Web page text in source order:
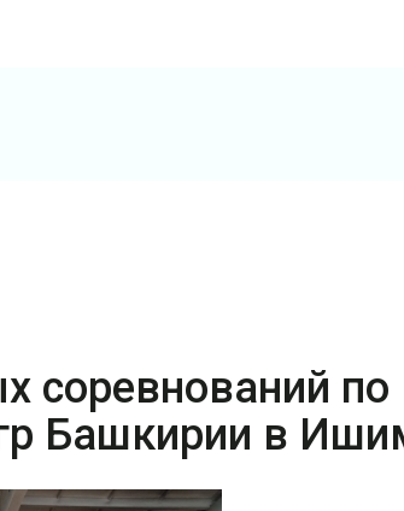
соревнований по
Башкирии в